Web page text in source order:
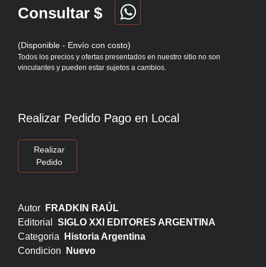
Consultar $
(Disponible - Envío con costo)
Todos los precios y ofertas presentados en nuestro sitio no son
vinculantes y pueden estar sujetos a cambios.
Realizar Pedido Pago en Local
Realizar
Pedido
Autor
FRADKIN RAÚL
Editorial SIGLO XXI EDITORES ARGENTINA
Categoria
Historia Argentina
Condicion
Nuevo